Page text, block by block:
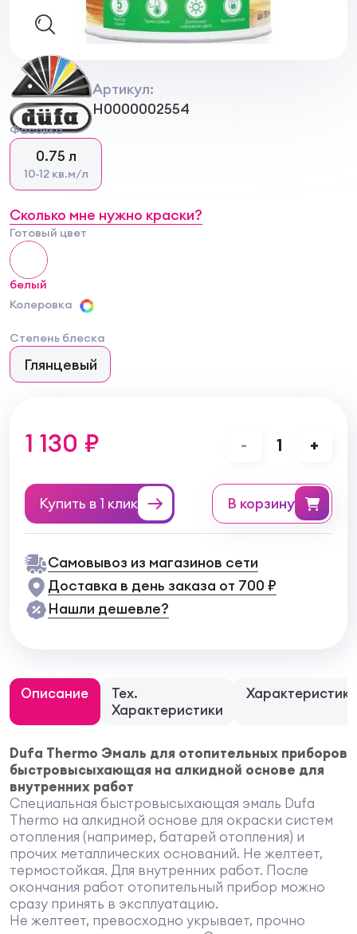
Артикул:
Н0000002554
Фасовка
0.75 л
10-12 кв.м/л
Сколько мне нужно краски?
Готовый цвет
белый
Колеровка
Степень блеска
Глянцевый
1 130 ₽ - 1 +
Купить в 1 клик в корзину
Самовывоз из магазинов сети
Доставка в день заказа от 700 ₽
Нашли дешевле?
Описание
Тех.
Характеристики
Характеристики
Dufa Thermo Эмаль для отопительных приборов
быстровысыхающая на алкидной основе для
внутренних работ
Специальная быстровысыхающая эмаль Dufa
Thermo на алкидной основе для окраски систем
отопления (например, батарей отопления) и
прочих металлических оснований. Не желтеет,
термостойкая. Для внутренних работ. После
окончания работ отопительный прибор можно
сразу принять в эксплуатацию.
Не желтеет, превосходно укрывает, прочно